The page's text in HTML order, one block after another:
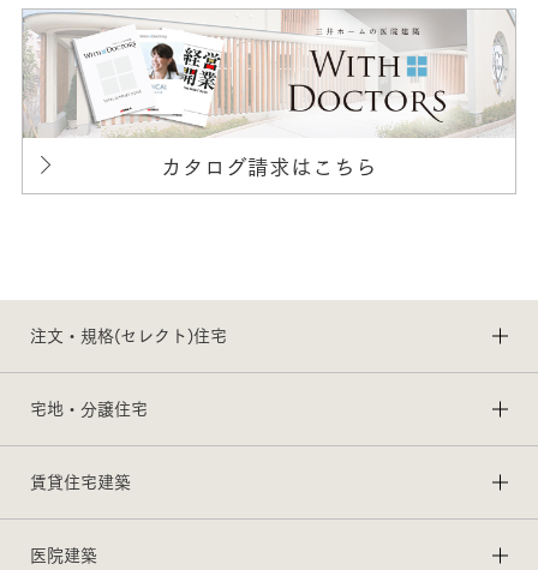
カタログ請求はこちら
注文・規格(セレクト)住宅
宅地・分譲住宅
賃貸住宅建築
医院建築